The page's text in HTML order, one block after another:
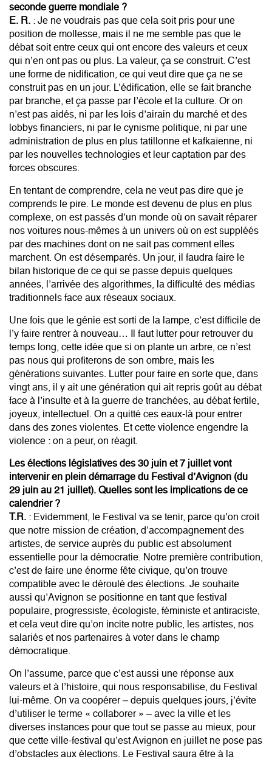
seconde guerre mondiale ?
E. R. : Je ne voudrais pas que cela soit pris pour une
position de mollesse, mais il ne me semble pas que le
débat soit entre ceux qui ont encore des valeurs et ceux
qui n’en ont pas ou plus. La valeur, ça se construit. C’est
une forme de nidification, ce qui veut dire que ça ne se
construit pas en un jour. L’édification, elle se fait branche
par branche, et ça passe par l’école et la culture. Or on
n’est pas aidés, ni par les lois d’airain du marché et des
lobbys financiers, ni par le cynisme politique, ni par une
administration de plus en plus tatillonne et kafkaïenne, ni
par les nouvelles technologies et leur captation par des
forces obscures.
En tentant de comprendre, cela ne veut pas dire que je
comprends le pire. Le monde est devenu de plus en plus
complexe, on est passés d’un monde où on savait réparer
nos voitures nous-mêmes à un univers où on est suppléés
par des machines dont on ne sait pas comment elles
marchent. On est désemparés. Un jour, il faudra faire le
bilan historique de ce qui se passe depuis quelques
années, l’arrivée des algorithmes, la difficulté des médias
traditionnels face aux réseaux sociaux.
Une fois que le génie est sorti de la lampe, c’est difficile de
l’y faire rentrer à nouveau… Il faut lutter pour retrouver du
temps long, cette idée que si on plante un arbre, ce n’est
pas nous qui profiterons de son ombre, mais les
générations suivantes. Lutter pour faire en sorte que, dans
vingt ans, il y ait une génération qui ait repris goût au débat
face à l’insulte et à la guerre de tranchées, au débat fertile,
joyeux, intellectuel. On a quitté ces eaux-là pour entrer
dans des zones violentes. Et cette violence engendre la
violence : on a peur, on réagit.
Les élections législatives des 30 juin et 7 juillet vont
intervenir en plein démarrage du Festival d’Avignon (du
29 juin au 21 juillet). Quelles sont les implications de ce
calendrier ?
T.R. : Evidemment, le Festival va se tenir, parce qu’on croit
que notre mission de création, d’accompagnement des
artistes, de service auprès du public est absolument
essentielle pour la démocratie. Notre première contribution,
c’est de faire une énorme fête civique, qu’on trouve
compatible avec le déroulé des élections. Je souhaite
aussi qu’Avignon se positionne en tant que festival
populaire, progressiste, écologiste, féministe et antiraciste,
et cela veut dire qu’on incite notre public, les artistes, nos
salariés et nos partenaires à voter dans le champ
démocratique.
On l’assume, parce que c’est aussi une réponse aux
valeurs et à l’histoire, qui nous responsabilise, du Festival
lui-même. On va coopérer – depuis quelques jours, j’évite
d’utiliser le terme « collaborer » – avec la ville et les
diverses instances pour que tout se passe au mieux, pour
que cette ville-festival qu’est Avignon en juillet ne pose pas
d’obstacles aux élections. Le Festival saura être à la